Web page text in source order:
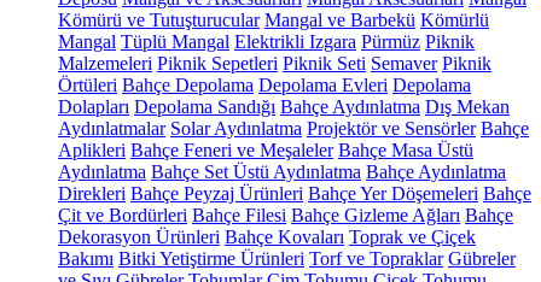
Kömürü ve Tutuşturucular Mangal ve Barbekü Kömürlü
Mangal Tüplü Mangal Elektrikli Izgara Pürmüz Piknik
Malzemeleri Piknik Sepetleri Piknik Seti Semaver Piknik
Örtüleri Bahçe Depolama Depolama Evleri Depolama
Dolapları Depolama Sandığı Bahçe Aydınlatma Dış Mekan
Aydınlatmalar Solar Aydınlatma Projektör ve Sensörler Bahçe
Aplikleri Bahçe Feneri ve Meşaleler Bahçe Masa Üstü
Aydınlatma Bahçe Set Üstü Aydınlatma Bahçe Aydınlatma
Direkleri Bahçe Peyzaj Ürünleri Bahçe Yer Döşemeleri Bahçe
Çit ve Bordürleri Bahçe Filesi Bahçe Gizleme Ağları Bahçe
Dekorasyon Ürünleri Bahçe Kovaları Toprak ve Çiçek
Bakımı Bitki Yetiştirme Ürünleri Torf ve Topraklar Gübreler